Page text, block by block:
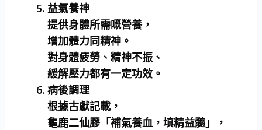
益氣養神
提供身體所需嘅營養，
增加體力同精神。
對身體疲勞、精神不振、
緩解壓力都有一定功效。
病後調理
根據古獻記載，
龜鹿二仙膠「補氣養血，填精益髓」，